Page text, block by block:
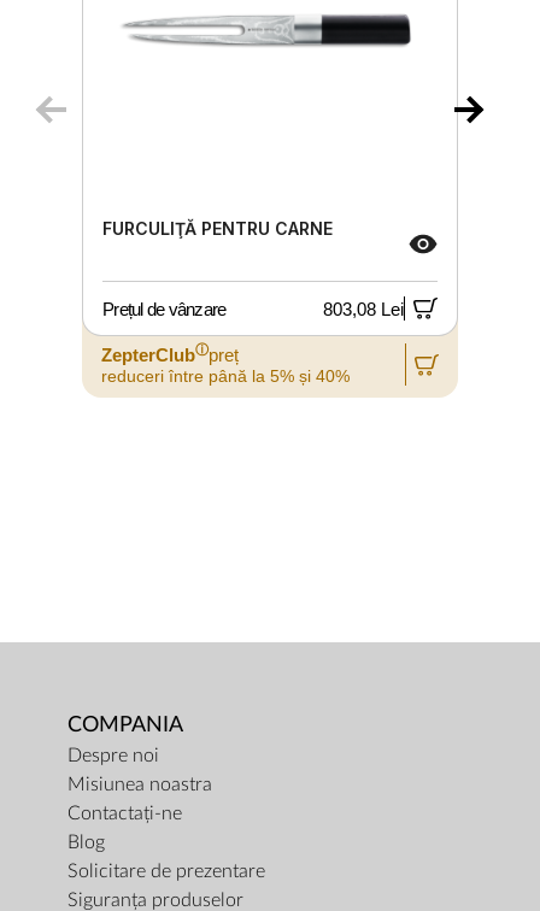
FURCULIŢĂ PENTRU CARNE
Prețul de vânzare 803,08 Lei
ZepterClubⓘpreț
reduceri între până la 5% și 40%
COMPANIA
Despre noi
Misiunea noastra
Contactați-ne
Blog
Solicitare de prezentare
Siguranța produselor